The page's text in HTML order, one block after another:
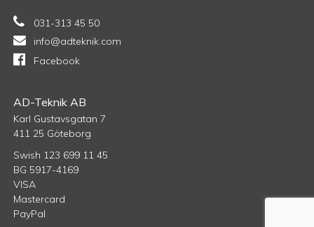
031-313 45 50
info@adteknik.com
Facebook
AD-Teknik AB
Karl Gustavsgatan 7
411 25 Göteborg
Swish 123 699 11 45
BG 5917-4169
VISA
Mastercard
PayPal